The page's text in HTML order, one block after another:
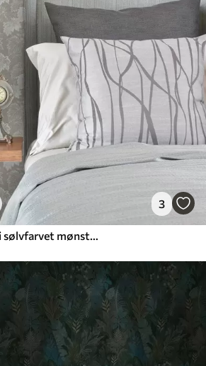
3
Grafiske ahornblade i sølvfarvet mønster på grå baggrund